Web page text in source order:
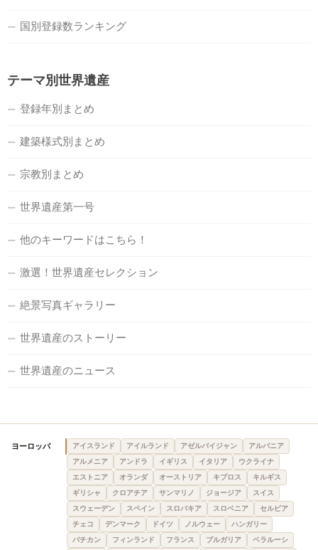
国別登録数ランキング
テーマ別世界遺産
登録年別まとめ
建築様式別まとめ
宗教別まとめ
世界遺産第一号
他のキーワードはこちら！
激選！世界遺産セレクション
絶景写真ギャラリー
世界遺産のストーリー
世界遺産のニュース
ヨーロッパ アイスランド アイルランド アゼルバイジャン
アルバニア
アルメニア
アンドラ イギリス イタリア
ウクライナ
エストニア
オランダ オーストリア キプロス
キルギス
ギリシャ
クロアチア サンマリノ ジョージア
スイス
スウェーデン
スペイン スロバキア スロベニア
セルビア
チェコ
デンマーク ドイツ ノルウェー
ハンガリー
バチカン
フィンランド フランス ブルガリア
ベラルーシ